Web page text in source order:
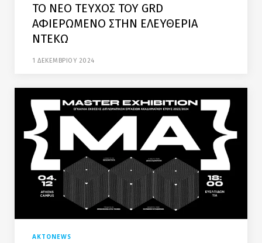
ΤΟ ΝΕΟ ΤΕΥΧΟΣ ΤΟΥ GRD
ΑΦΙΕΡΩΜΕΝΟ ΣΤΗΝ ΕΛΕΥΘΕΡΙΑ
ΝΤΕΚΩ
1 ΔΕΚΕΜΒΡΙΟΥ 2024
AKTONEWS